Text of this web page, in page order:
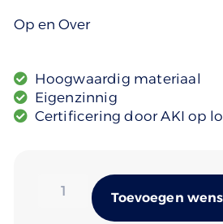
Op en Over
Hoogwaardig materiaal
Eigenzinnig
Certificering door AKI op
Toevoegen